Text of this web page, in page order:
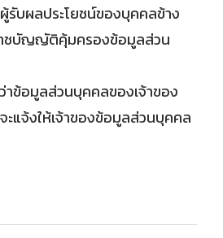
บผลประโยชน์ของบุคคลข้าง
าชบัญญัติคุ้มครองข้อมูลส่วน
าข้อมูลส่วนบุคคลของเจ้าของ
แจ้งให้เจ้าของข้อมูลส่วนบุคคล